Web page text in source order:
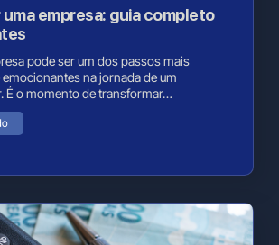
uma empresa: guia completo
pode ser um dos passos mais
na jornada de um
É o momento de transformar…